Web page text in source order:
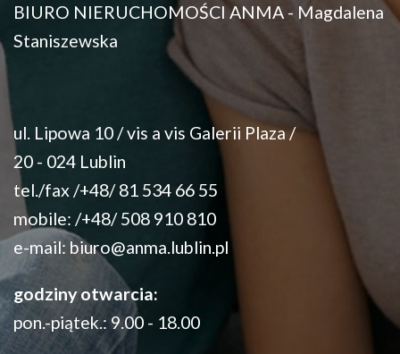
BIURO NIERUCHOMOŚCI ANMA - Magdalena
Staniszewska
ul. Lipowa 10 / vis a vis Galerii Plaza /
20 - 024 Lublin
tel./fax /+48/ 81 534 66 55
mobile: /+48/ 508 910 810
e-mail:biuro@anma.lublin.pl
godziny otwarcia:
pon.-piątek.: 9.00 - 18.00